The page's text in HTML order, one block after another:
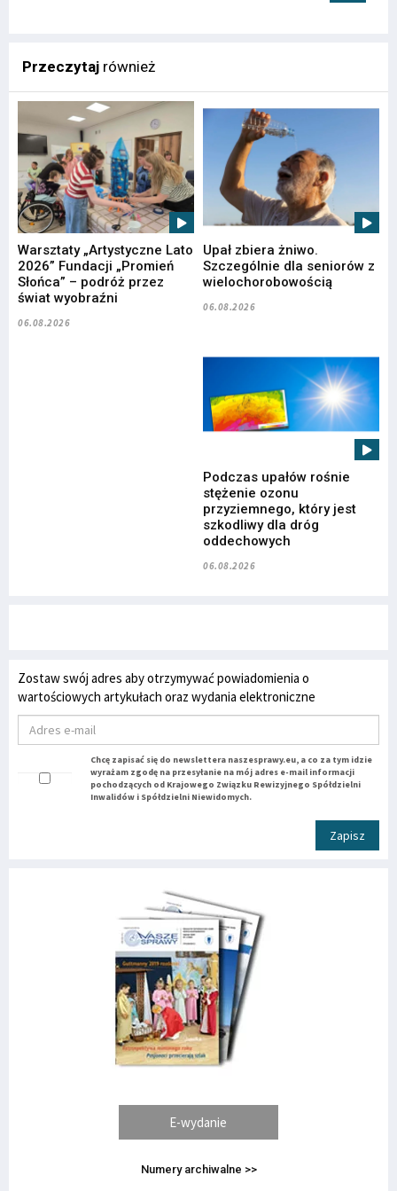
Przeczytaj również
Warsztaty „Artystyczne Lato
2026” Fundacji „Promień
Słońca” – podróż przez
świat wyobraźni
06.08.2026
Upał zbiera żniwo.
Szczególnie dla seniorów z
wielochorobowością
06.08.2026
Podczas upałów rośnie
stężenie ozonu
przyziemnego, który jest
szkodliwy dla dróg
oddechowych
06.08.2026
Zostaw swój adres aby otrzymywać powiadomienia o
wartościowych artykułach oraz wydania elektroniczne
Chcę zapisać się do newslettera naszesprawy.eu, a co za tym idzie
wyrażam zgodę na przesyłanie na mój adres e-mail informacji
pochodzących od Krajowego Związku Rewizyjnego Spółdzielni
Inwalidów i Spółdzielni Niewidomych.
Zapisz
E-wydanie
Numery archiwalne >>